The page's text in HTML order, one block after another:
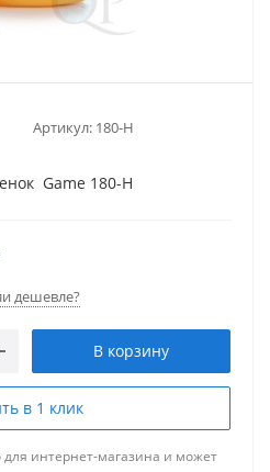
Артикул: 180-Н
Game 180-Н
дешевле?
В корзину
в 1 клик
для интернет-магазина и может